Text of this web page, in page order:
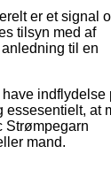
er et signal
tilsyn med af
til en
indflydelse
essesentielt, at
Strømpegarn
mand.